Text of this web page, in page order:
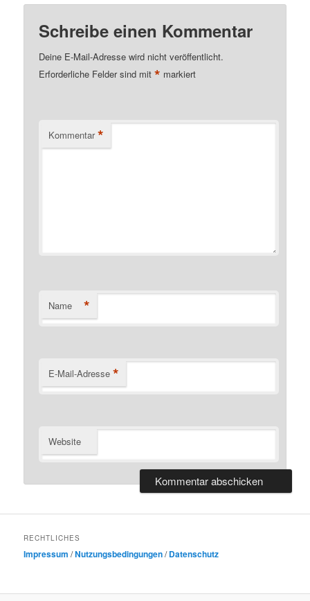
Schreibe einen Kommentar
Deine E-Mail-Adresse wird nicht veröffentlicht.
Erforderliche Felder sind mit* markiert
Kommentar *
Name *
E-Mail-Adresse *
Website
RECHTLICHES
Impressum /Nutzungsbedingungen/Datenschutz